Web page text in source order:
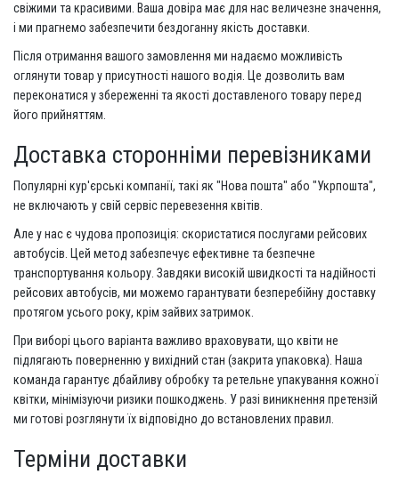
свіжими та красивими. Ваша довіра має для нас величезне значення,
і ми прагнемо забезпечити бездоганну якість доставки.
Після отримання вашого замовлення ми надаємо можливість
оглянути товар у присутності нашого водія. Це дозволить вам
переконатися у збереженні та якості доставленого товару перед
його прийняттям.
Доставка сторонніми перевізниками
Популярні кур'єрські компанії, такі як "Нова пошта" або "Укрпошта",
не включають у свій сервіс перевезення квітів.
Але у нас є чудова пропозиція: скористатися послугами рейсових
автобусів. Цей метод забезпечує ефективне та безпечне
транспортування кольору. Завдяки високій швидкості та надійності
рейсових автобусів, ми можемо гарантувати безперебійну доставку
протягом усього року, крім зайвих затримок.
При виборі цього варіанта важливо враховувати, що квіти не
підлягають поверненню у вихідний стан (закрита упаковка). Наша
команда гарантує дбайливу обробку та ретельне упакування кожної
квітки, мінімізуючи ризики пошкоджень. У разі виникнення претензій
ми готові розглянути їх відповідно до встановлених правил.
Терміни доставки